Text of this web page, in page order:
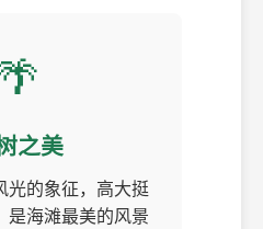
之美
光的象征，高大挺
是海滩最美的风景